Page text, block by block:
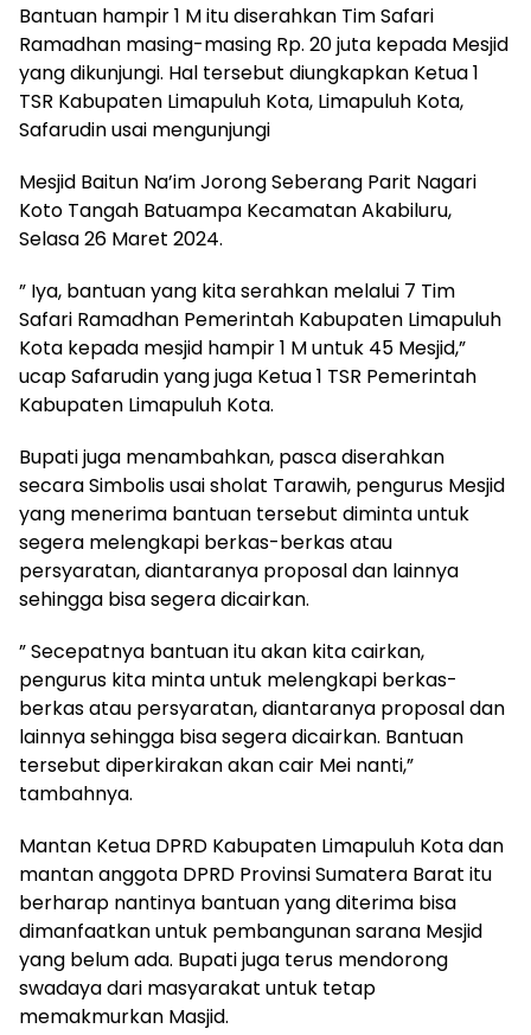
Bantuan hampir 1 M itu diserahkan Tim Safari
Ramadhan masing-masing Rp. 20 juta kepada Mesjid
yang dikunjungi. Hal tersebut diungkapkan Ketua 1
TSR Kabupaten Limapuluh Kota, Limapuluh Kota,
Safarudin usai mengunjungi
Mesjid Baitun Na’im Jorong Seberang Parit Nagari
Koto Tangah Batuampa Kecamatan Akabiluru,
Selasa 26 Maret 2024.
” Iya, bantuan yang kita serahkan melalui 7 Tim
Safari Ramadhan Pemerintah Kabupaten Limapuluh
Kota kepada mesjid hampir 1 M untuk 45 Mesjid,”
ucap Safarudin yang juga Ketua 1 TSR Pemerintah
Kabupaten Limapuluh Kota.
Bupati juga menambahkan, pasca diserahkan
secara Simbolis usai sholat Tarawih, pengurus Mesjid
yang menerima bantuan tersebut diminta untuk
segera melengkapi berkas-berkas atau
persyaratan, diantaranya proposal dan lainnya
sehingga bisa segera dicairkan.
” Secepatnya bantuan itu akan kita cairkan,
pengurus kita minta untuk melengkapi berkas-
berkas atau persyaratan, diantaranya proposal dan
lainnya sehingga bisa segera dicairkan. Bantuan
tersebut diperkirakan akan cair Mei nanti,”
tambahnya.
Mantan Ketua DPRD Kabupaten Limapuluh Kota dan
mantan anggota DPRD Provinsi Sumatera Barat itu
berharap nantinya bantuan yang diterima bisa
dimanfaatkan untuk pembangunan sarana Mesjid
yang belum ada. Bupati juga terus mendorong
swadaya dari masyarakat untuk tetap
memakmurkan Masjid.